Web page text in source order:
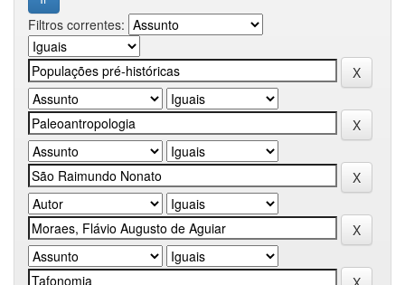
Filtros correntes: